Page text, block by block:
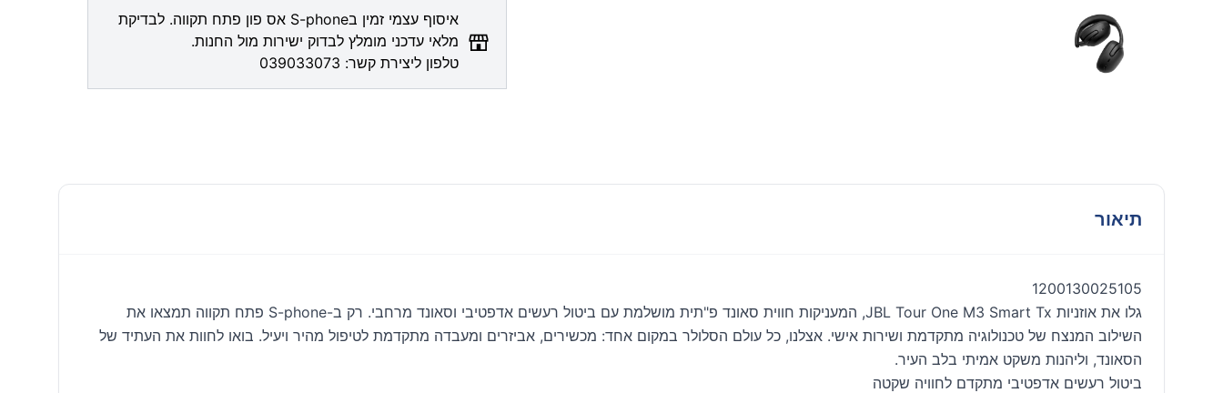
איסוף עצמי זמין בS-phone אס פון פתח תקווה. לבדיקת
מלאי עדכני מומלץ לבדוק ישירות מול החנות.
טלפון ליצירת קשר: 039033073
תיאור
1200130025105
גלו את אוזניות JBL Tour One M3 Smart Tx, המעניקות חווית סאונד פ"תית מושלמת עם ביטול רעשים אדפטיבי וסאונד מרחבי. רק ב-S-phone פתח תקווה תמצאו את
השילוב המנצח של טכנולוגיה מתקדמת ושירות אישי. אצלנו, כל עולם הסלולר במקום אחד: מכשירים, אביזרים ומעבדה מתקדמת לטיפול מהיר ויעיל. בואו לחוות את העתיד של
הסאונד, וליהנות משקט אמיתי בלב העיר.
ביטול רעשים אדפטיבי מתקדם לחוויה שקטה